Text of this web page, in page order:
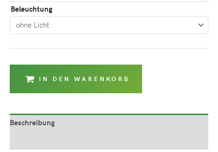
Beleuchtung
IN DEN WARENKORB
Beschreibung